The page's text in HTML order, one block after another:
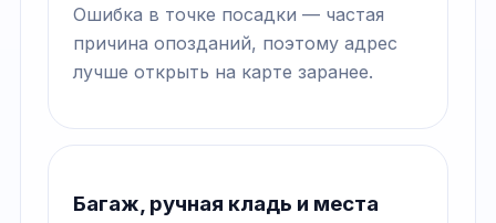
Ошибка в точке посадки — частая
причина опозданий, поэтому адрес
лучше открыть на карте заранее.
Багаж, ручная кладь и места